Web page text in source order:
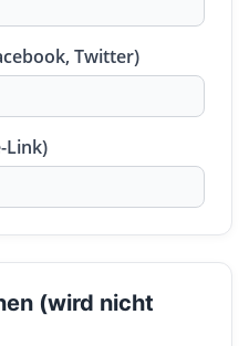
Twitter)
Link)
(wird nicht